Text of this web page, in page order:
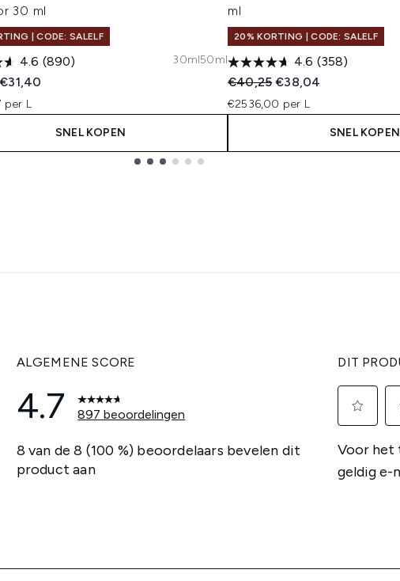
30 ml
| CODE: SALELF
4.6 (890)
Retail Price:
Huidige prijs:
€31,40
per L
30ml50ml
SNEL KOPEN
ml
20% KORTING | CODE: SALELF
4.6 (358)
Recommended Retail Price:
€40,25Huidige prijs:
€38,04
€2536,00 per L
SNEL KOPEN